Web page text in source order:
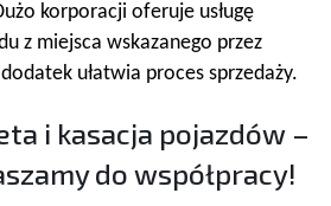
korporacji oferuje usługę
z miejsca wskazanego przez
ułatwia proces sprzedaży.
i kasacja pojazdów –
do współpracy!